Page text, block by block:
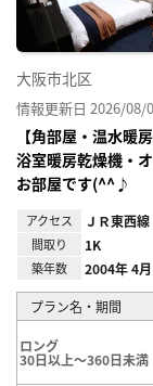
大阪市北区
情報更新日 2026/08/
【角部屋・温水
浴室暖房乾燥機・
お部屋です(^^♪
アクセス ＪＲ東西線
間取り 1K
築年数 2004年 4
プラン名・期間
ロング
30日以上～360日未満